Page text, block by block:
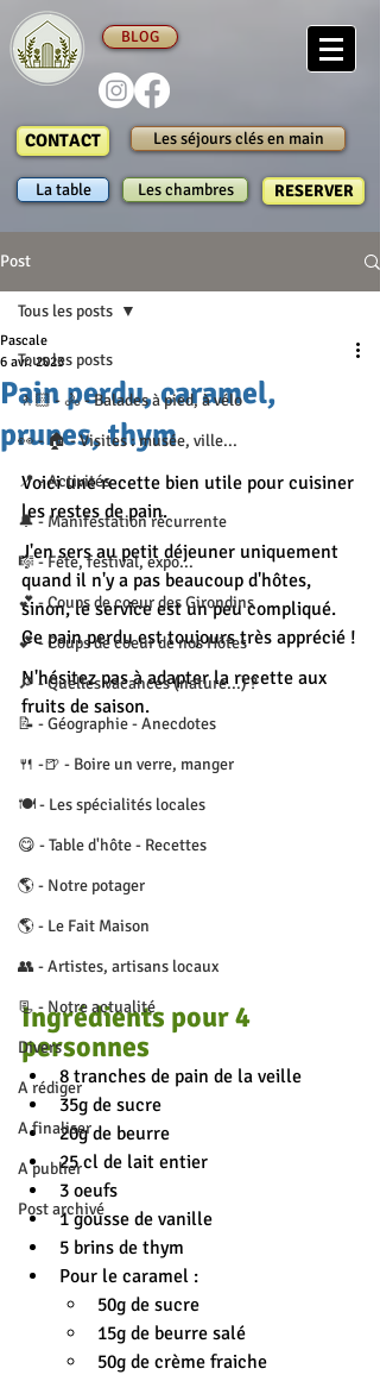
BLOG
CONTACT
La table
Les séjours clés en main
Les chambres RESERVER
Post
Tous les posts
🚶🏻 - 🚴 - Balades à pied, à vélo
👀 - 🏠 - Visites : musée, ville...
📍 - Activités
🔔 - Manifestation récurrente
🎼 - Fête, festival, expo...
💕 - Coups de coeur des Girondins
💕 - Coups de coeur de nos Hôtes
🔎 - Quelles vacances (nature...) ?
📝 - Géographie - Anecdotes
🍴 -🍺 - Boire un verre, manger
🍽 - Les spécialités locales
😋 - Table d'hôte - Recettes
🌎 - Notre potager
🌎 - Le Fait Maison
👥 - Artistes, artisans locaux
📃 - Notre actualité
Divers
A rédiger
A finaliser
A publier
Post archivé
Tous les posts
Pain perdu, caramel,
prunes, thym
Pascale
6 avr. 2023
Voici une recette bien utile pour cuisiner
les restes de pain.
J'en sers au petit déjeuner uniquement
quand il n'y a pas beaucoup d'hôtes,
sinon, le service est un peu compliqué.
Ce pain perdu est toujours très apprécié !
N'hésitez pas à adapter la recette aux
fruits de saison.
Ingrédients pour 4
personnes
8 tranches de pain de la veille
35g de sucre
20g de beurre
25 cl de lait entier
3 oeufs
1 gousse de vanille
5 brins de thym
Pour le caramel :
50g de sucre
15g de beurre salé
50g de crème fraiche